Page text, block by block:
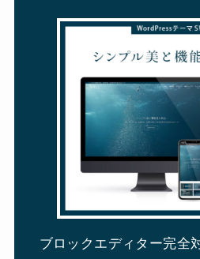
ブロックエディター完全